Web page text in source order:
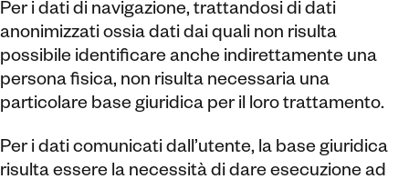
Per i dati di navigazione, trattandosi di dati
anonimizzati ossia dati dai quali non risulta
possibile identificare anche indirettamente una
persona fisica, non risulta necessaria una
particolare base giuridica per il loro trattamento.
Per i dati comunicati dall’utente, la base giuridica
risulta essere la necessità di dare esecuzione ad